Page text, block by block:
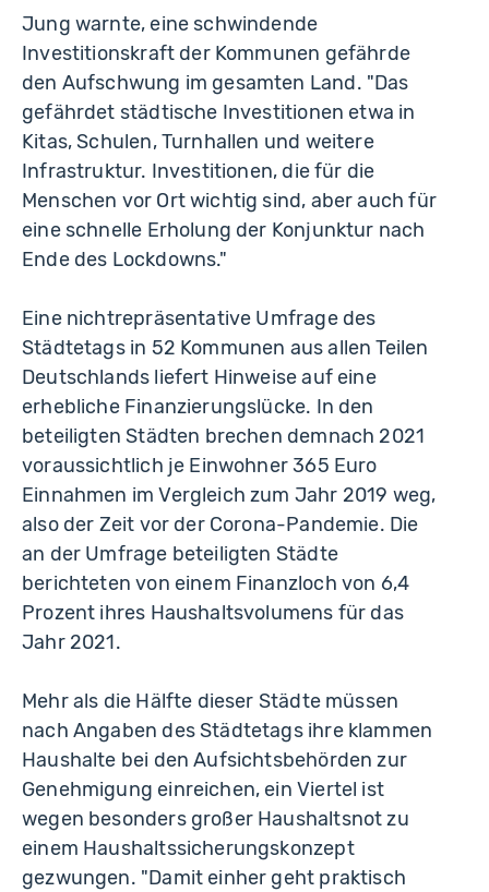
Jung warnte, eine schwindende
Investitionskraft der Kommunen gefährde
den Aufschwung im gesamten Land. "Das
gefährdet städtische Investitionen etwa in
Kitas, Schulen, Turnhallen und weitere
Infrastruktur. Investitionen, die für die
Menschen vor Ort wichtig sind, aber auch für
eine schnelle Erholung der Konjunktur nach
Ende des Lockdowns."
Eine nichtrepräsentative Umfrage des
Städtetags in 52 Kommunen aus allen Teilen
Deutschlands liefert Hinweise auf eine
erhebliche Finanzierungslücke. In den
beteiligten Städten brechen demnach 2021
voraussichtlich je Einwohner 365 Euro
Einnahmen im Vergleich zum Jahr 2019 weg,
also der Zeit vor der Corona-Pandemie. Die
an der Umfrage beteiligten Städte
berichteten von einem Finanzloch von 6,4
Prozent ihres Haushaltsvolumens für das
Jahr 2021.
Mehr als die Hälfte dieser Städte müssen
nach Angaben des Städtetags ihre klammen
Haushalte bei den Aufsichtsbehörden zur
Genehmigung einreichen, ein Viertel ist
wegen besonders großer Haushaltsnot zu
einem Haushaltssicherungskonzept
gezwungen. "Damit einher geht praktisch